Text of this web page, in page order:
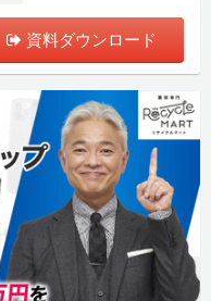
資料ダウンロード